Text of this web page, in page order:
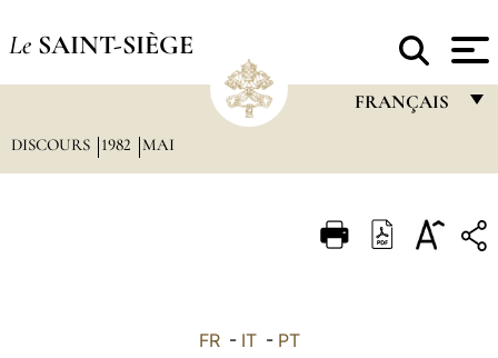
Le SAINT-SIÈGE
FRANÇAIS
ITALIANO
DISCOURS 1982 MAI
FR- IT- PT